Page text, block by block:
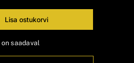
Lisa ostukorvi
saadaval